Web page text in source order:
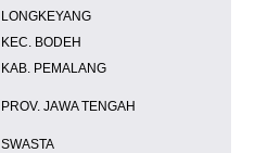
LONGKEYANG
KEC. BODEH
KAB. PEMALANG
PROV. JAWA TENGAH
SWASTA